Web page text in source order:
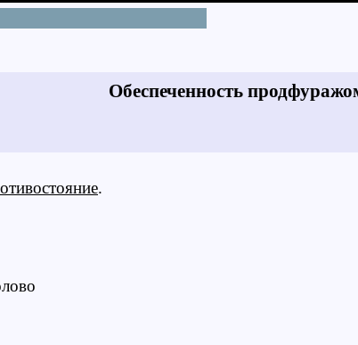
Обеспеченность
.